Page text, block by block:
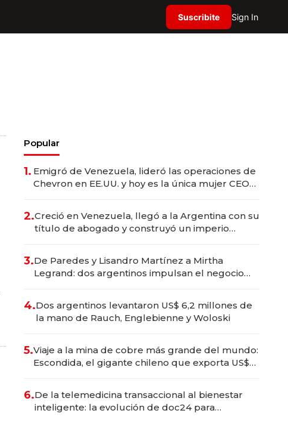
Suscribite Sign In
Popular
1. Emigró de Venezuela, lideró las operaciones de
Chevron en EE.UU. y hoy es la única mujer CEO
2.Creció en Venezuela, llegó a la Argentina con su
título de abogado y construyó un imperio
3.De Paredes y Lisandro Martínez a Mirtha
Legrand: dos argentinos impulsan el negocio
4.Dos argentinos levantaron US$ 6,2 millones de
la mano de Rauch, Englebienne y Woloski
5.Viaje a la mina de cobre más grande del mundo:
Escondida, el gigante chileno que exporta US$
6.De la telemedicina transaccional al bienestar
inteligente: la evolución de doc24 para